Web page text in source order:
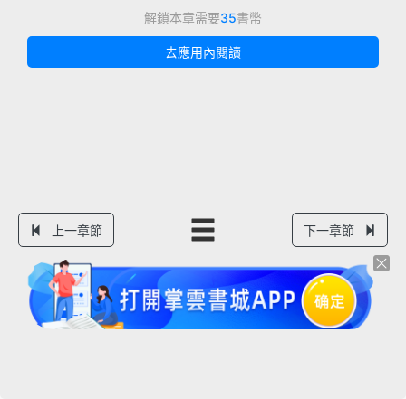
解鎖本章需要35書幣
去應用內閱讀
上一章節 下一章節